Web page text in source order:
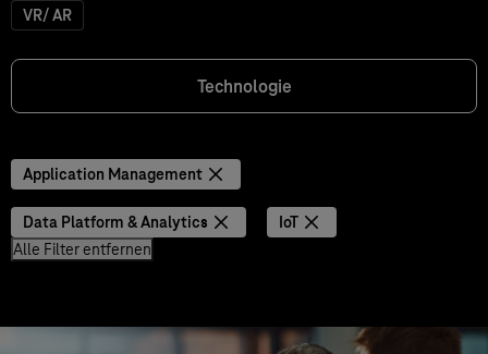
VR/ AR
Technologie
Application Management
Data Platform & Analytics
IoT
Alle Filter entfernen